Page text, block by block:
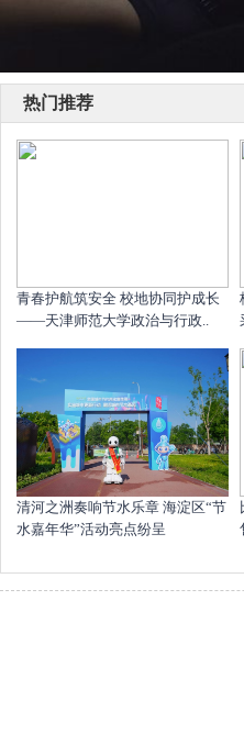
热门推荐
青春护航筑安全 校地协同护成长
——天津师范大学政治与行政..
清河之洲奏响节水乐章 海淀区“节
水嘉年华”活动亮点纷呈